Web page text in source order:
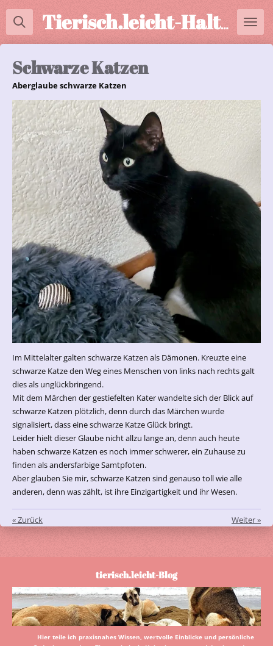
Zum
Hauptinhalt
Tierisch.leicht-Halterberatung
Schwarze Katzen
Aberglaube schwarze Katzen
Im Mittelalter galten schwarze Katzen als Dämonen. Kreuzte eine
schwarze Katze den Weg eines Menschen von links nach rechts galt
dies als unglückbringend.
Mit dem Märchen der gestiefelten Kater wandelte sich der Blick auf
schwarze Katzen plötzlich, denn durch das Märchen wurde
signalisiert, dass eine schwarze Katze Glück bringt.
Leider hielt dieser Glaube nicht allzu lange an, denn auch heute
haben schwarze Katzen es noch immer schwerer, ein Zuhause zu
finden als andersfarbige Samtpfoten.
Aber glauben Sie mir, schwarze Katzen sind genauso toll wie alle
anderen, denn was zählt, ist ihre Einzigartigkeit und ihr Wesen.
«Zurück Weiter»
tierisch.leicht-Blog
Hier teile ich praxisnahes Wissen, wertvolle Einblicke und persönliche